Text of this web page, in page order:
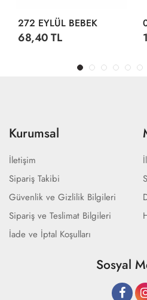
272 EYLÜL BEBEK
68,40 TL
Kurumsal
İletişim
Sipariş Takibi
Güvenlik ve Gizlilik Bilgileri
Sipariş ve Teslimat Bilgileri
İade ve İptal Koşulları
Sosyal